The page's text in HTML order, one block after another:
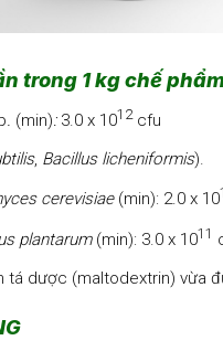
trong 1 kg chế
. (min): 3.0 x 1012cfu
, Bacillus licheniformis).
cerevisiae(min): 2.0 x 10
plantarum(min): 3.0 x 1011
tá dược (maltodextrin) vừa